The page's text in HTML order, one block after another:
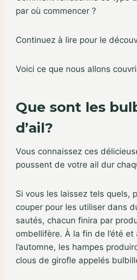
par où commencer ?
Continuez à lire pour le
Voici ce que nous allons
Que sont les
d’ail?
Vous connaissez ces
poussent de votre ail dur
Si vous les laissez tels quels,
couper pour les utiliser dans
sautés, chacun finira par
ombellifère. À la fin de l’été
l’automne, les hampes
clous de girofle appelés